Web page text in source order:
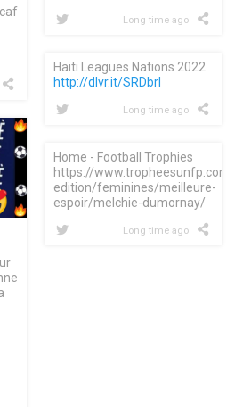
Long time ago
Haiti Leagues Nations 2022
http://dlvr.it/SRDbrl
Long time ago
Home - Football Trophies
https://
edition/feminines/meilleure-
espoir/melchie-dumornay/
Long time ago